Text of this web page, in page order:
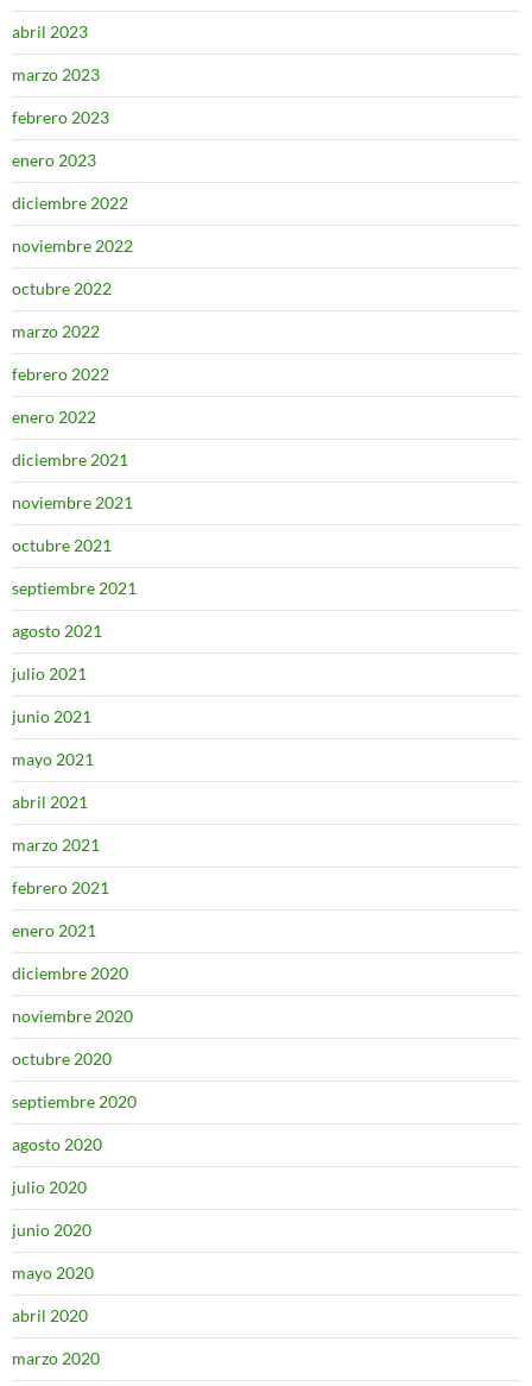
abril 2023
marzo 2023
febrero 2023
enero 2023
diciembre 2022
noviembre 2022
octubre 2022
marzo 2022
febrero 2022
enero 2022
diciembre 2021
noviembre 2021
octubre 2021
septiembre 2021
agosto 2021
julio 2021
junio 2021
mayo 2021
abril 2021
marzo 2021
febrero 2021
enero 2021
diciembre 2020
noviembre 2020
octubre 2020
septiembre 2020
agosto 2020
julio 2020
junio 2020
mayo 2020
abril 2020
marzo 2020